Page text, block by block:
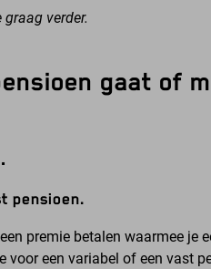
verder.
gaat of
pensioen.
premie betalen waarmee je
een variabel of een vast